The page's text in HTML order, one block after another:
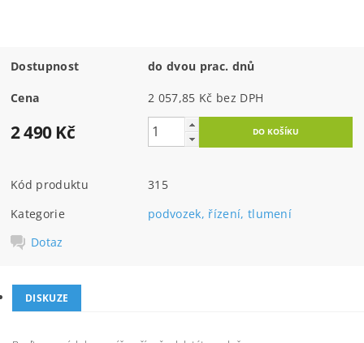
Dostupnost do dvou prac. dnů
Cena 2 057,85 Kč bez DPH
2 490 Kč
Kód produktu
315
Kategorie
podvozek, řízení, tlumení
Dotaz
DISKUZE